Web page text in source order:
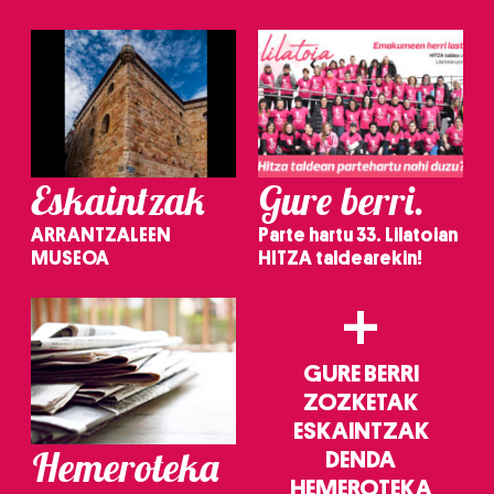
Eskaintzak
ARRANTZALEEN
MUSEOA
Gure berri.
Parte hartu 33. Lilatoian
HITZA taldearekin!
Hemeroteka
+
GURE BERRI
ZOZKETAK
ESKAINTZAK
DENDA
HEMEROTEKA